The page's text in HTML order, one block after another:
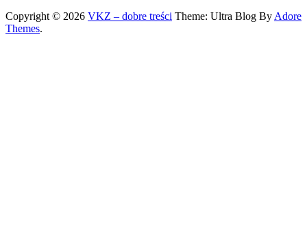
Copyright © 2026 VKZ – dobre treści Theme: Ultra Blog ByAdore
Themes.